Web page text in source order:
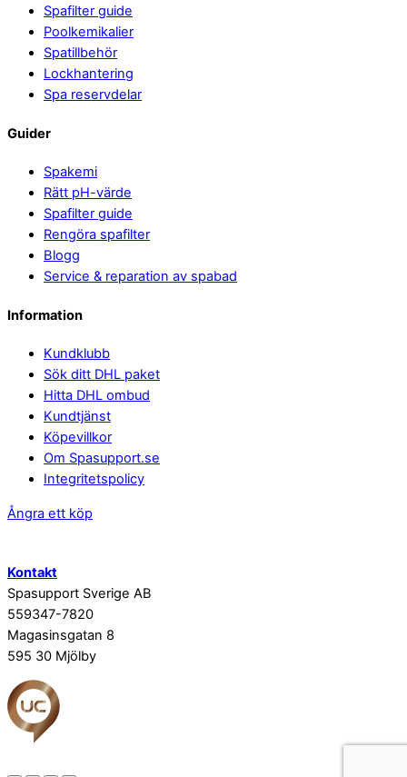
Spafilter guide
Poolkemikalier
Spatillbehör
Lockhantering
Spa reservdelar
Guider
Spakemi
Rätt pH-värde
Spafilter guide
Rengöra spafilter
Blogg
Service & reparation av spabad
Information
Kundklubb
Sök ditt DHL paket
Hitta DHL ombud
Kundtjänst
Köpevillkor
Om Spasupport.se
Integritetspolicy
Ångra ett köp
Kontakt
Spasupport Sverige AB
559347-7820
Magasinsgatan 8
595 30 Mjölby